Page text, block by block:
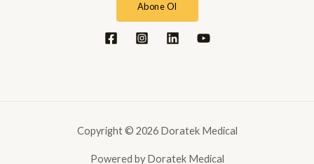
Abone Ol
Copyright © 2026 Doratek Medical
Powered by Doratek Medical